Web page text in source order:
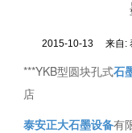
2015-10-13 来自:
***YKB型圆块孔式石
店
泰安正大石墨设备有